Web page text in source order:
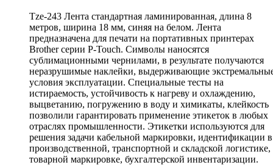
Tze-243 Лента стандартная ламинированная, длина 8
метров, ширина 18 мм, синяя на белом. Лента
предназначена для печати на портативных принтерах
Brother серии P-Touch. Символы наносятся
сублимационными чернилами, в результате получаются
неразрушимые наклейки, выдерживающие
условия эксплуатации. Специальные тесты на
истираемость, устойчивость к нагреву и охлаждению,
выцветанию, погружению в воду и химикаты, клейкость
позволили гарантировать применение этикеток в любых
отраслях промышленности. Этикетки используются для
решения задачи кабельной маркировки, идентификации в
производственной, транспортной и складской логистике,
товарной маркировке, бухгалтерской инвентаризации.